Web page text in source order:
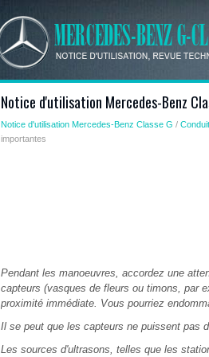
Notice d'utilisation Mercedes-Benz
Notice d'utilisation Mercedes-Benz Classe G /
importantes
Pendant les manoeuvres, accordez une
capteurs (vasques de fleurs ou timons, par
proximité immédiate. Vous pourriez
Il se peut que les capteurs ne puissent pas
Les sources d'ultrasons, telles que les